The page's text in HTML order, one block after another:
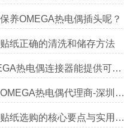
养OMEGA热电偶插头呢？
纸正确的清洗和储存方法
OMEGA热电偶连接器能提供可靠的信号传输
美国OMEGA热电偶代理商-深圳鑫博恒业-热电偶测温感温线和插头插座连接器
感温贴纸选购的核心要点与实用建议